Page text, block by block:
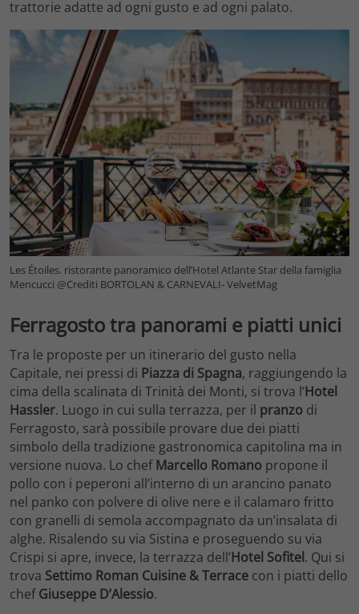
trattorie adatte ad ogni gusto e ad ogni palato.
Les Étoiles. ristorante panoramico dell’Hotel Atlante Star della famiglia
Mencucci @Crediti BORTOLAN & CARNEVALI- VelvetMag
Ferragosto tra panorami e piatti unici
Tra le proposte per un itinerario del gusto nella
Capitale, nei pressi di Piazza di Spagna, raggiungendo la
cima della scalinata di Trinità dei Monti, si trova l’Hotel
Hassler. Luogo in cui sulla terrazza, per il pranzo di
Ferragosto, sarà possibile provare due dei piatti
simbolo della tradizione gastronomica capitolina ma in
versione nuova. Lo chefMarcello Romano propone il
pollo con i peperoni all’interno di un arancino panato
nel panko con polvere di olive nere e il calamaro fritto
con granelli di semola accompagnato da un’insalata di
alghe. Risalendo su via Sistina e proseguendo su via
Crispi si apre, invece, la terrazza dell’Hotel Sofitel. Qui si
trova Settimo Roman Cuisine & Terrace con i piatti dello
chefGiuseppe D’Alessio.